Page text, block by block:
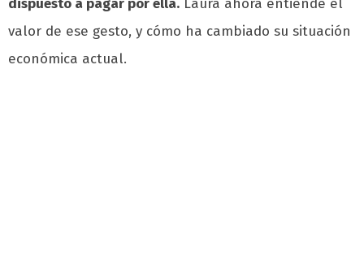
dispuesto a pagar por ella. Laura ahora entiende el
valor de ese gesto, y cómo ha cambiado su situación
económica actual.